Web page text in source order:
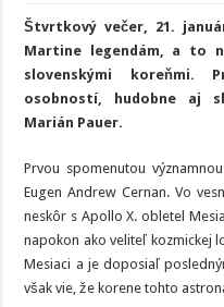
legendami
v
Turčianskej
galérii
Martine
Štvrtkový večer, 21.
Martine legendám, a to
slovenskými koreňmi.
osobností, hudobne aj
Marián Pauer.
Prvou spomenutou
Eugen Andrew Cernan. Vo
neskôr s Apollo X. obletel
napokon ako veliteľ kozmickej
Mesiaci a je doposiaľ
však vie, že korene tohto